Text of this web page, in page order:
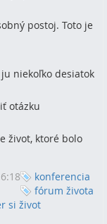
postoj. Toto je
niekoľko desiatok
otázku
život, ktoré bolo
konferencia
fórum života
si život